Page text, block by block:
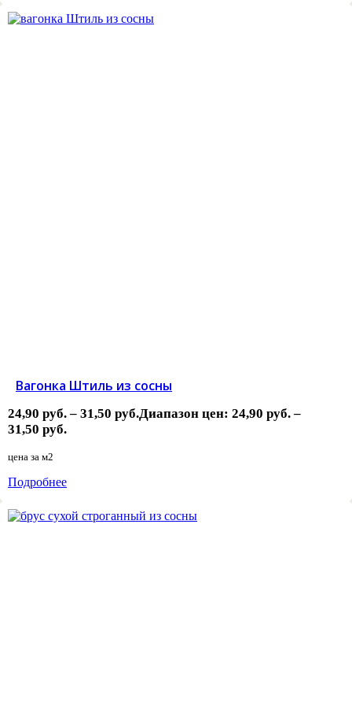
Вагонка Штиль из сосны
24,90 руб. – 31,50 руб.Диапазон цен: 24,90 руб. –
31,50 руб.
цена за м2
Подробнее